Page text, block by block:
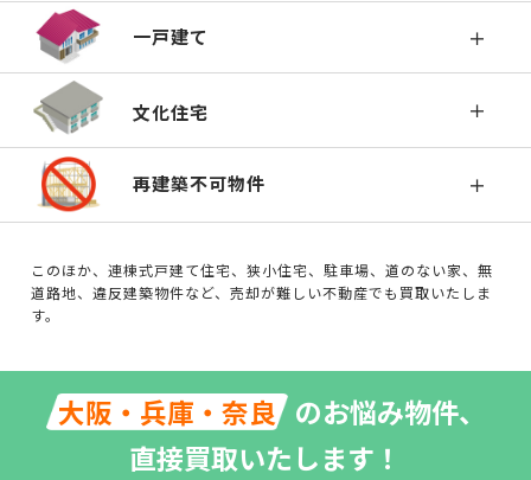
一戸建て
文化住宅
再建築不可物件
このほか、連棟式戸建て住宅、狭小住宅、駐車場、道のない家、無
道路地、違反建築物件など、売却が難しい不動産でも買取いたしま
す。
大阪・兵庫・奈良 のお悩み物件、
直接買取いたします！